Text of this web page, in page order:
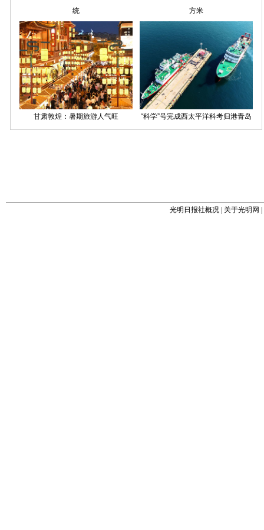
光明日报社概况 关于光明网